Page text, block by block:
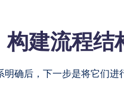
建流程结
明确后，下一步是将它们进